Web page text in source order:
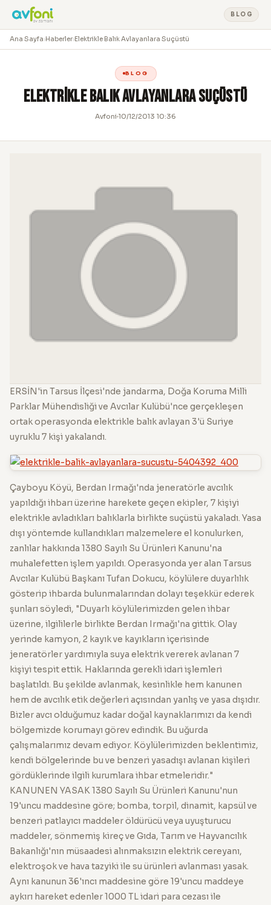
BLOG
Ana Sayfa›Haberler›Elektrikle Balık Avlayanlara Suçüstü
BLOG
Elektrikle Balık Avlayanlara Suçüstü
Avfoni 10/12/2013 10:36
ERSİN'in Tarsus İlçesi'nde jandarma, Doğa Koruma Milli
Parklar Mühendisliği ve Avcılar Kulübü'nce gerçekleşen
ortak operasyonda elektrikle balık avlayan 3'ü Suriye
uyruklu 7 kişi yakalandı.
Çayboyu Köyü, Berdan Irmağı'nda jeneratörle avcılık
yapıldığı ihbarı üzerine harekete geçen ekipler, 7 kişiyi
elektrikle avladıkları balıklarla birlikte suçüstü yakaladı. Yasa
dışı yöntemde kullandıkları malzemelere el konulurken,
zanlılar hakkında 1380 Sayılı Su Ürünleri Kanunu'na
muhalefetten işlem yapıldı. Operasyonda yer alan Tarsus
Avcılar Kulübü Başkanı Tufan Dokucu, köylülere duyarlılık
gösterip ihbarda bulunmalarından dolayı teşekkür ederek
şunları söyledi, "Duyarlı köylülerimizden gelen ihbar
üzerine, ilgililerle birlikte Berdan Irmağı'na gittik. Olay
yerinde kamyon, 2 kayık ve kayıkların içerisinde
jeneratörler yardımıyla suya elektrik vererek avlanan 7
kişiyi tespit ettik. Haklarında gerekli idari işlemleri
başlatıldı. Bu şekilde avlanmak, kesinlikle hem kanunen
hem de avcılık etik değerleri açısından yanlış ve yasa dışıdır.
Bizler avcı olduğumuz kadar doğal kaynaklarımızı da kendi
bölgemizde korumayı görev edindik. Bu uğurda
çalışmalarımız devam ediyor. Köylülerimizden beklentimiz,
kendi bölgelerinde bu ve benzeri yasadışı avlanan kişileri
gördüklerinde ilgili kurumlara ihbar etmeleridir."
KANUNEN YASAK 1380 Sayılı Su Ürünleri Kanunu'nun
19'uncu maddesine göre; bomba, torpil, dinamit, kapsül ve
benzeri patlayıcı maddeler öldürücü veya uyuşturucu
maddeler, sönmemiş kireç ve Gıda, Tarım ve Hayvancılık
Bakanlığı'nın müsaadesi alınmaksızın elektrik cereyanı,
elektroşok ve hava tazyiki ile su ürünleri avlanması yasak.
Aynı kanunun 36'ıncı maddesine göre 19'uncu maddeye
aykırı hareket edenler 1000 TL idari para cezası ile